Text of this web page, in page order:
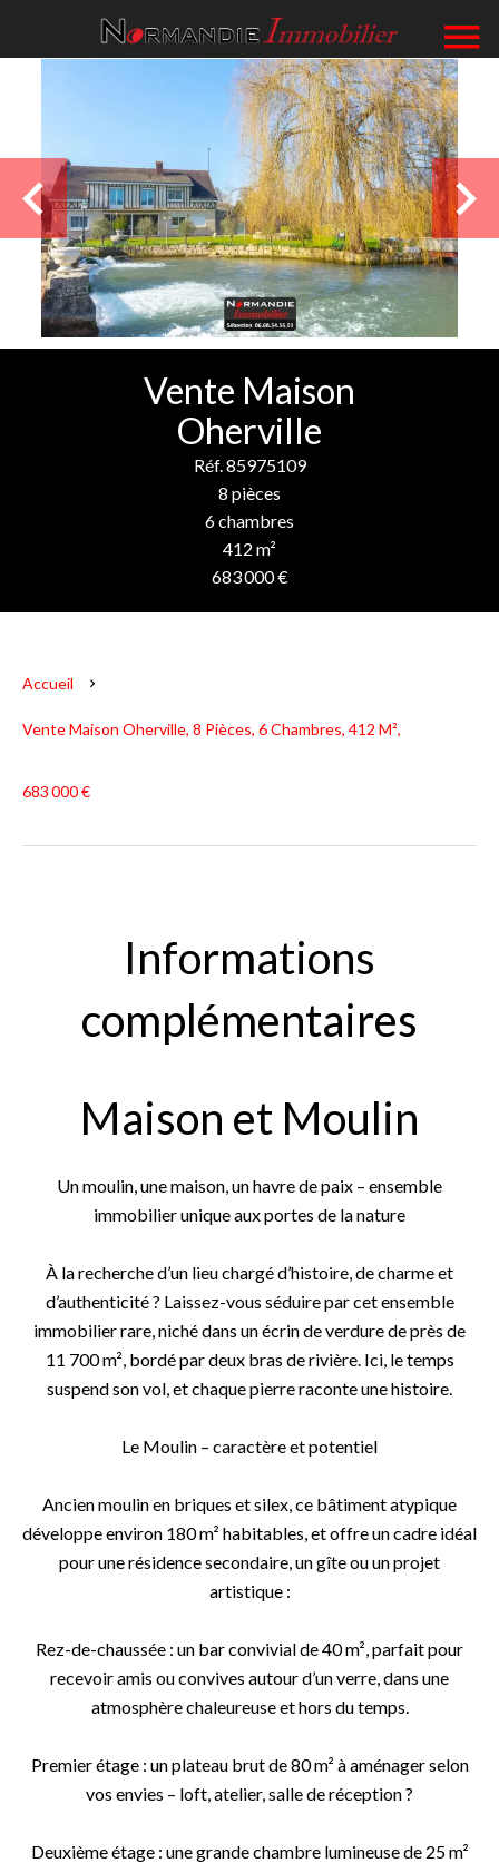
Vente Maison
Oherville
Réf. 85975109
8 pièces
6 chambres
412 m²
683 000 €
Accueil
Vente Maison Oherville, 8 Pièces, 6 Chambres, 412 M²,
683 000 €
Informations
complémentaires
Maison et Moulin
Un moulin, une maison, un havre de paix – ensemble
immobilier unique aux portes de la nature
À la recherche d’un lieu chargé d’histoire, de charme et
d’authenticité ? Laissez-vous séduire par cet ensemble
immobilier rare, niché dans un écrin de verdure de près de
11 700 m², bordé par deux bras de rivière. Ici, le temps
suspend son vol, et chaque pierre raconte une histoire.
Le Moulin – caractère et potentiel
Ancien moulin en briques et silex, ce bâtiment atypique
développe environ 180 m² habitables, et offre un cadre idéal
pour une résidence secondaire, un gîte ou un projet
artistique :
Rez-de-chaussée : un bar convivial de 40 m², parfait pour
recevoir amis ou convives autour d’un verre, dans une
atmosphère chaleureuse et hors du temps.
Premier étage : un plateau brut de 80 m² à aménager selon
vos envies – loft, atelier, salle de réception ?
Deuxième étage : une grande chambre lumineuse de 25 m²